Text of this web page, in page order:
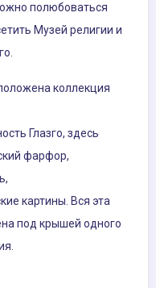
полюбоваться
Музей религии и
коллекция
Глазго, здесь
фарфор,
картины. Вся эта
под крышей одного